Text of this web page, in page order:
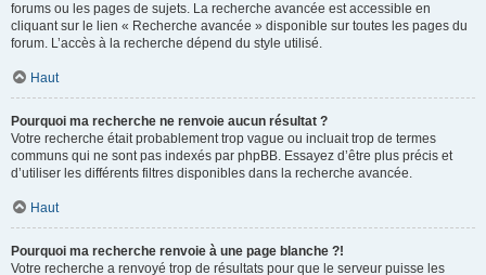
forums ou les pages de sujets. La recherche avancée est accessible en
cliquant sur le lien « Recherche avancée » disponible sur toutes les pages du
forum. L’accès à la recherche dépend du style utilisé.
Haut
Pourquoi ma recherche ne renvoie aucun résultat ?
Votre recherche était probablement trop vague ou incluait trop de termes
communs qui ne sont pas indexés par phpBB. Essayez d’être plus précis et
d’utiliser les différents filtres disponibles dans la recherche avancée.
Haut
Pourquoi ma recherche renvoie à une page blanche ?!
Votre recherche a renvoyé trop de résultats pour que le serveur puisse les